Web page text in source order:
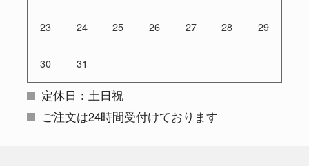
23 24 25 26 27 28 29
30 31
定休日：土日祝
ご注文は24時間受付けております